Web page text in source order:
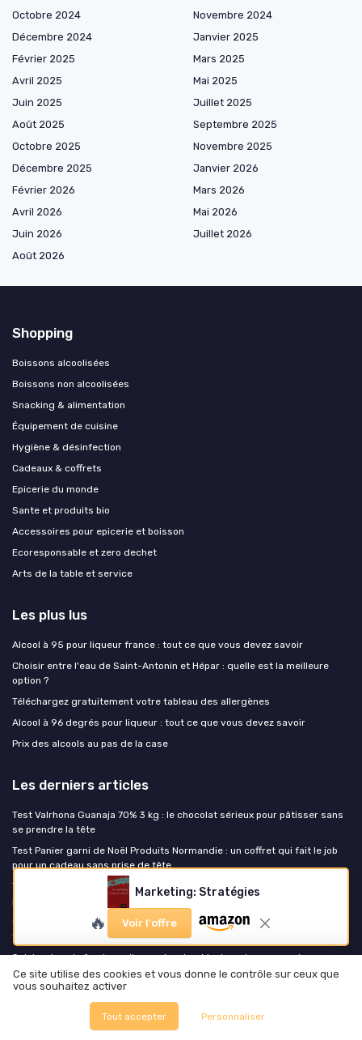
Marketing: Stratégies
🔥 Voir l'offre
Octobre 2024
Novembre 2024
Décembre 2024
Janvier 2025
Février 2025
Mars 2025
Avril 2025
Mai 2025
Juin 2025
Juillet 2025
Août 2025
Septembre 2025
Octobre 2025
Novembre 2025
Décembre 2025
Janvier 2026
Février 2026
Mars 2026
Avril 2026
Mai 2026
Juin 2026
Juillet 2026
Août 2026
Shopping
Boissons alcoolisées
Boissons non alcoolisées
Snacking & alimentation
Équipement de cuisine
Hygiène & désinfection
Cadeaux & coffrets
Epicerie du monde
Sante et produits bio
Accessoires pour epicerie et boisson
Ecoresponsable et zero dechet
Arts de la table et service
Les plus lus
Alcool à 95 pour liqueur france : tout ce que vous devez savoir
Choisir entre l'eau de Saint-Antonin et Hépar : quelle est la meilleure
option ?
Téléchargez gratuitement votre tableau des allergènes
Alcool à 96 degrés pour liqueur : tout ce que vous devez savoir
Prix des alcools au pas de la case
Les derniers articles
Test Valrhona Guanaja 70% 3 kg : le chocolat sérieux pour pâtisser sans
se prendre la tête
Test Panier garni de Noël Produits Normandie : un coffret qui fait le job
pour un cadeau sans prise de tête
Test Lot 15 bières Brasserie Gasconha : le coffret bière blonde
personnalisable qui fait le taf pour un cadeau
Comment la nappe en lin enduit transforme la table au quotidien dans la
food
Salaire dans la food : coulisses, écarts et leviers de progression
Ce site utilise des cookies et vous donne le contrôle sur ceux que
vous souhaitez activer
Tout accepter Personnaliser